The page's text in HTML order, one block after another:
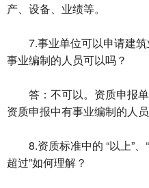
产、设备、业绩等。
7.事业单位可以申请建筑
事业编制的人员可以吗？
答：不可以。资质申报单
资质申报中有事业编制的人员
8.资质标准中的 “以上”、“
超过”如何理解？